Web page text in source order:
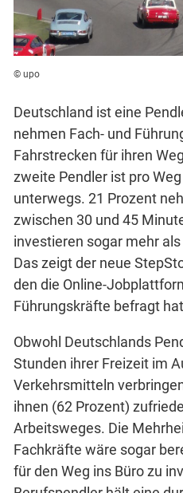
© upo
Deutschland ist eine
nehmen Fach- und
Fahrstrecken für ihren
zweite Pendler ist pro
unterwegs. 21 Prozent
zwischen 30 und 45
investieren sogar mehr
Das zeigt der neue
den die Online-
Führungskräfte befragt
Obwohl Deutschlands
Stunden ihrer Freizeit im
Verkehrsmitteln
ihnen (62 Prozent)
Arbeitsweges. Die
Fachkräfte wäre sogar
für den Weg ins Büro zu